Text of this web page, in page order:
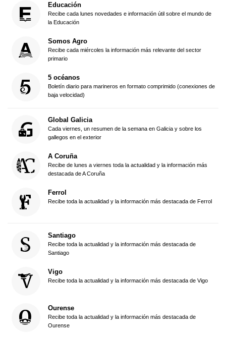
Educación
Recibe cada lunes novedades e información útil sobre el mundo de
la Educación
Somos Agro
Recibe cada miércoles la información más relevante del sector
primario
5 océanos
Boletín diario para marineros en formato comprimido (conexiones de
baja velocidad)
Global Galicia
Cada viernes, un resumen de la semana en Galicia y sobre los
gallegos en el exterior
A Coruña
Recibe de lunes a viernes toda la actualidad y la información más
destacada de A Coruña
Ferrol
Recibe toda la actualidad y la información más destacada de Ferrol
Santiago
Recibe toda la actualidad y la información más destacada de
Santiago
Vigo
Recibe toda la actualidad y la información más destacada de Vigo
Ourense
Recibe toda la actualidad y la información más destacada de
Ourense